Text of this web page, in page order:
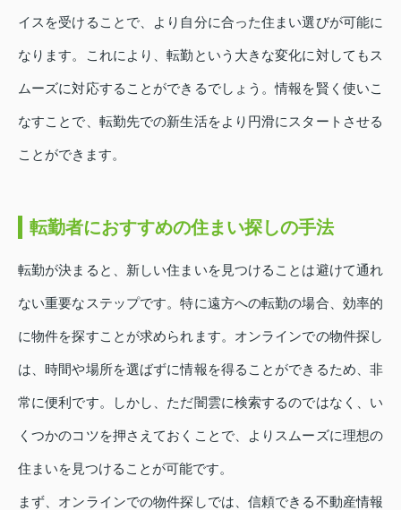
イスを受けることで、より自分に合った住まい選びが可能に
なります。これにより、転勤という大きな変化に対してもス
ムーズに対応することができるでしょう。情報を賢く使いこ
なすことで、転勤先での新生活をより円滑にスタートさせる
ことができます。
転勤者におすすめの住まい探しの手法
転勤が決まると、新しい住まいを見つけることは避けて通れ
ない重要なステップです。特に遠方への転勤の場合、効率的
に物件を探すことが求められます。オンラインでの物件探し
は、時間や場所を選ばずに情報を得ることができるため、非
常に便利です。しかし、ただ闇雲に検索するのではなく、い
くつかのコツを押さえておくことで、よりスムーズに理想の
住まいを見つけることが可能です。
まず、オンラインでの物件探しでは、信頼できる不動産情報